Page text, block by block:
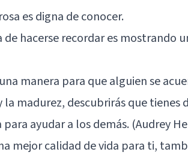
es digna de conocer.
de hacerse recordar es mostrando
manera para que alguien se
la madurez, descubrirás que tienes
ayudar a los demás. (Audrey
mejor calidad de vida para ti,